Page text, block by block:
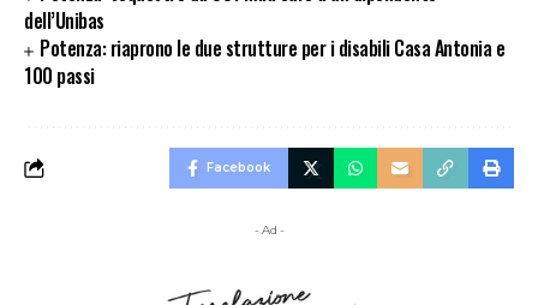
dell’Unibas
Potenza: riaprono le due strutture per i disabili Casa Antonia e
100 passi
Facebook
- Ad -